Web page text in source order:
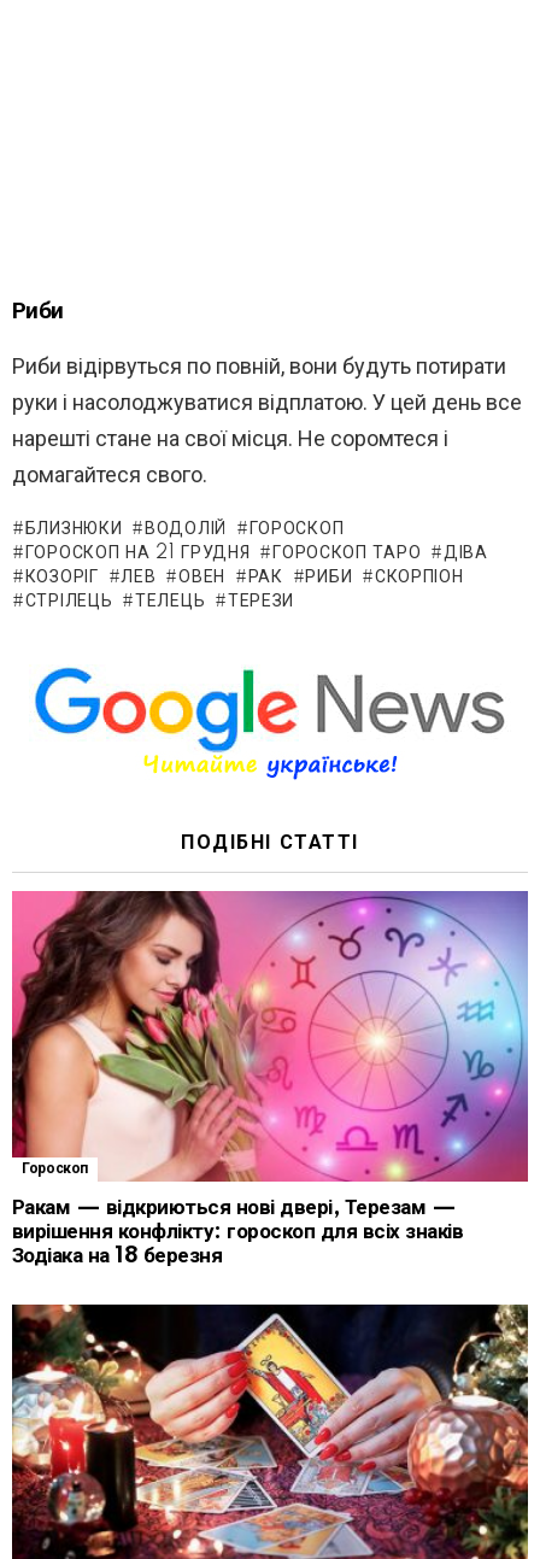
Риби
Риби відірвуться по повній, вони будуть потирати
руки і насолоджуватися відплатою. У цей день все
нарешті стане на свої місця. Не соромтеся і
домагайтеся свого.
БЛИЗНЮКИ ВОДОЛІЙ
ГОРОСКОП
ГОРОСКОП НА 21 ГРУДНЯ
ГОРОСКОП ТАРО
ДІВА
КОЗОРІГ
ЛЕВ ОВЕН РАК РИБИ
СКОРПІОН
СТРІЛЕЦЬ
ТЕЛЕЦЬ ТЕРЕЗИ
ПОДІБНІ СТАТТІ
Гороскоп
Ракам — відкриються нові двері, Терезам —
вирішення конфлікту: гороскоп для всіх знаків
Зодіака на 18 березня